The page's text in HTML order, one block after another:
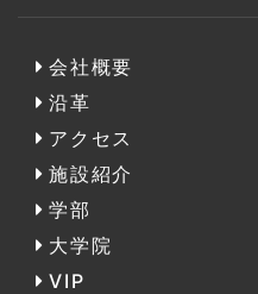
会社概要
沿革
アクセス
施設紹介
学部
大学院
VIP